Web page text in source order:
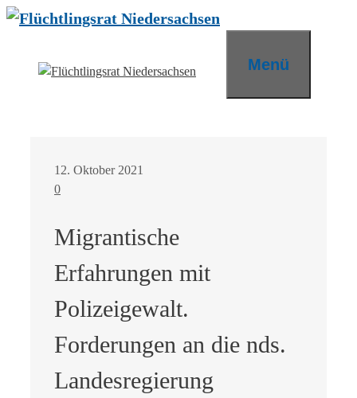
Zum
Menü
12. Oktober 2021
0
Migrantische
Erfahrungen mit
Polizeigewalt.
Forderungen an die nds.
Landesregierung